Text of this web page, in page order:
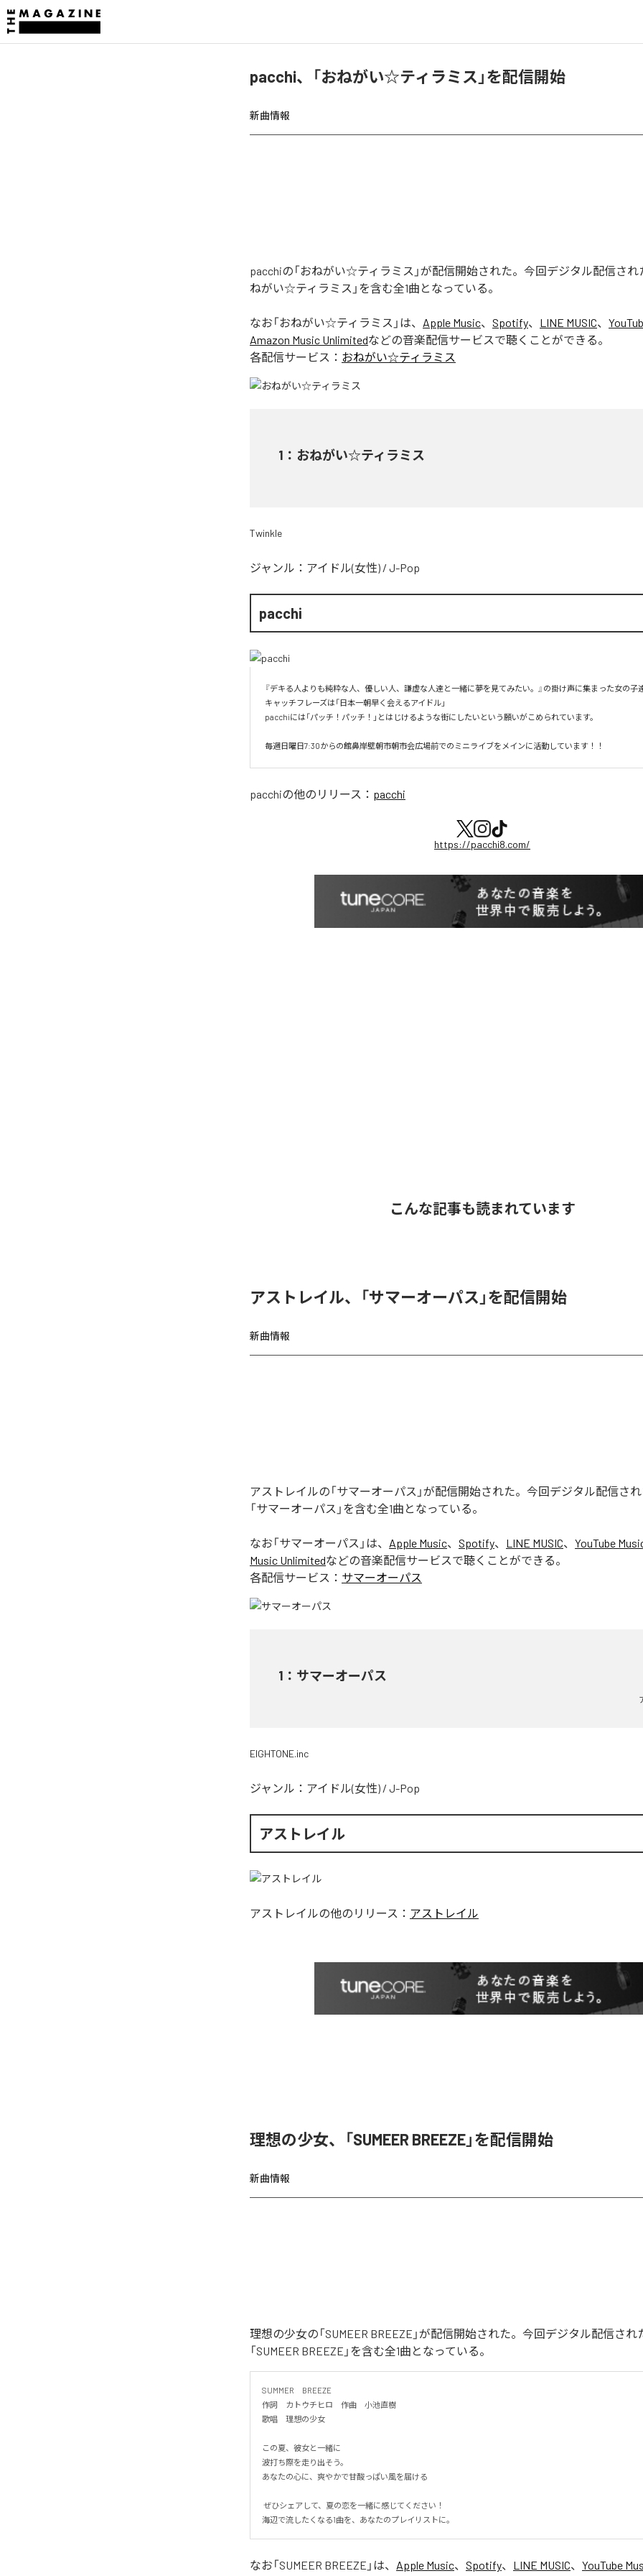
pacchi、「おねがい☆ティラミス」を配信開始
新曲情報
pacchiの「おねがい☆ティラミス」が配信開始された。今回デジタル配信され
ねがい☆ティラミス」を含む全1曲となっている。
なお「おねがい☆ティラミス 」は、 Apple Music、 Spotify、 LINE MUSIC、
Amazon Music Unlimitedなどの音楽配信サービスで聴くことができる。
各配信サービス： おねがい☆ティラミス
1 ： おねがい☆ティラミス
Twinkle
ジャンル： アイドル(女性) / J-Pop
pacchi
『デキる人よりも純粋な人、優しい人、謙虚な人達と一緒に夢を見てみたい。』の掛け声に集まった女の子
キャッチフレーズは「日本一朝早く会えるアイドル」
pacchiには「パッチ！パッチ！」とはじけるような街にしたいという願いがこめられています。
毎週日曜日7:30からの館鼻岸壁朝市朝市会広場前でのミニライブをメインに活動しています！！
pacchiの他のリリース： pacchi
https://pacchi8.com/
こんな記事も読まれています
アストレイル、「サマーオーパス」を配信開始
新曲情報
アストレイルの「サマーオーパス」が配信開始された。今回デジタル配信され
「サマーオーパス」を含む全1曲となっている。
なお「サマーオーパス 」は、 Apple Music、 Spotify、 LINE MUSIC、 YouTube
Music Unlimitedなどの音楽配信サービスで聴くことができる。
各配信サービス： サマーオーパス
1 ： サマーオーパス
EIGHTONE.inc
ジャンル： アイドル(女性) / J-Pop
アストレイル
アストレイルの他のリリース： アストレイル
理想の少女、「SUMEER BREEZE」を配信開始
新曲情報
理想の少女の「SUMEER BREEZE」が配信開始された。今回デジタル配信され
「SUMEER BREEZE」を含む全1曲となっている。
SUMMER　BREEZE
作詞　カトウチヒロ　作曲　小池直樹
歌唱　理想の少女
この夏、彼女と一緒に
波打ち際を走り出そう。
あなたの心に、爽やかで甘酸っぱい風を届ける
海辺で流したくなる1曲を、あなたのプレイリストに。
なお「SUMEER BREEZE 」は、 Apple Music、 Spotify、 LINE MUSIC、 YouTube